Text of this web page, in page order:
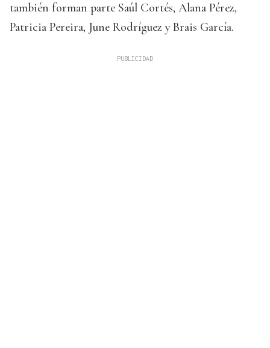
también forman parte Saúl Cortés, Alana Pérez,
Patricia Pereira, June Rodríguez y Brais García.